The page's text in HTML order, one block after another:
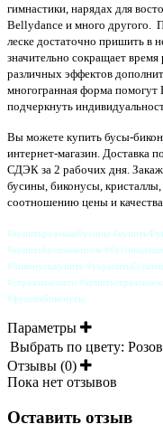
гимнастики, нарядах для
Bellydance и много другого.
леске достаточно пришить в
значительно сокращает время
различных эффектов
многогранная форма
подчеркнуть
Вы можете купить бусы-
интернет-магазин. Доставка
СДЭК за 2 рабочих дня.
бусины, биконусы,
соотношению цены и качества.
#купитьрозовыебусины
#купитьбусиныоптом
#биконусыкупить
#стразовыенити
#фуксиябиконусы
Параметры
Выбрать по цвету:
Отзывы (0)
Пока нет отзывов
Оставить отзыв